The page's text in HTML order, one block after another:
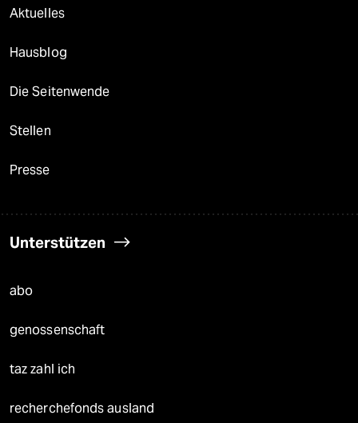
Aktuelles
Hausblog
Die Seitenwende
Stellen
Presse
Unterstützen
abo
genossenschaft
taz zahl ich
recherchefonds ausland